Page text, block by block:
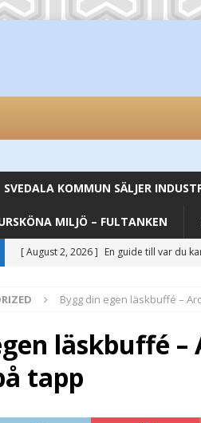
SVEDALA KOMMUN SÄLJER
MILJÖ – FULTANKEN
[ August 2, 2026 ] En guide till var du
[ August 2, 2026 ] Från Backar till Buffé
UNCATEGORIZED
inkomstkälla
[ July 28, 2026 ] Sänk Kostnaden per
Bygg din egen läskbuffé –
läskbuffé
tapp